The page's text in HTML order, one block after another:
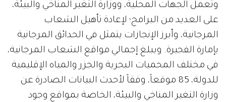
وتعمل الجهات المحلية، ووزارة التغير المناخي والبيئة،
على العديد من البرامج؛ لإعادة تأهيل الشعاب
المرجانية، وأبرز الإنجازات يتمثل في الحدائق المرجانية
بإمارة الفجيرة. ويبلغ إجمالي مواقع الشعاب المرجانية،
في مختلف المحميات البحرية والجزر والمياه الإقليمية
للدولة، 85 موقعاً، وفقاً لأحدث البيانات الصادرة عن
وزارة التغير المناخي والبيئة، الخاصة بمواقع وجود